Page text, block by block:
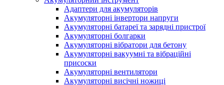
Адаптери для акумуляторів
Акумуляторні інвертори напруги
Акумуляторні батареї та зарядні пристрої
Акумуляторні болгарки
Акумуляторні вібратори для бетону
Акумуляторні вакуумні та вібраційні
присоски
Акумуляторні вентилятори
Акумуляторні висічні ножиці